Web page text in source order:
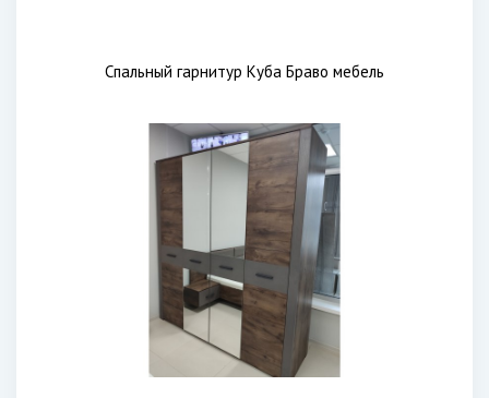
Спальный гарнитур Куба Браво мебель